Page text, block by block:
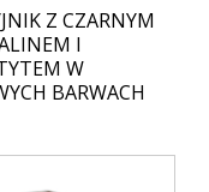
Z CZARNYM
I
W
BARWACH